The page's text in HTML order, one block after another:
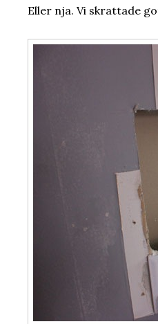
Eller nja. Vi skrattade